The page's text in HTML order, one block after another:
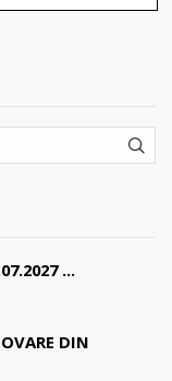
...
DIN